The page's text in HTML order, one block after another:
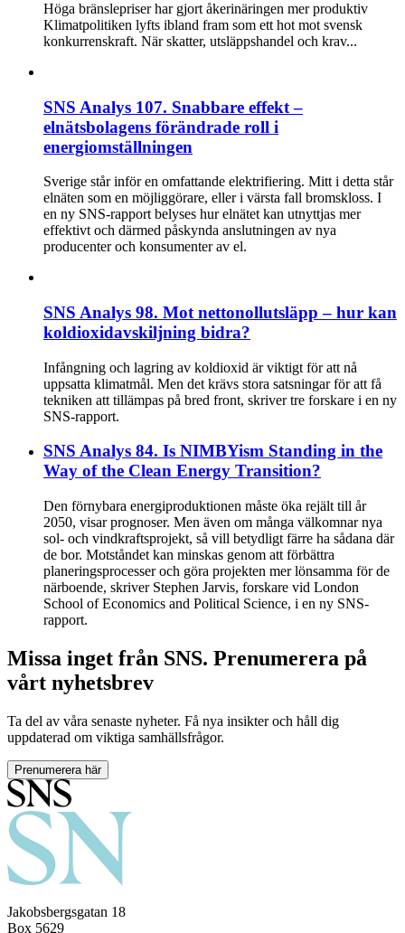
Höga bränslepriser har gjort åkerinäringen mer produktiv
Klimatpolitiken lyfts ibland fram som ett hot mot svensk
konkurrenskraft. När skatter, utsläppshandel och krav...
SNS Analys 107. Snabbare effekt –
elnätsbolagens förändrade roll i
energiomställningen
Sverige står inför en omfattande elektrifiering. Mitt i detta står
elnäten som en möjliggörare, eller i värsta fall bromskloss. I
en ny SNS-rapport belyses hur elnätet kan utnyttjas mer
effektivt och därmed påskynda anslutningen av nya
producenter och konsumenter av el.
SNS Analys 98. Mot nettonollutsläpp – hur kan
koldioxidavskiljning bidra?
Infångning och lagring av koldioxid är viktigt för att nå
uppsatta klimatmål. Men det krävs stora satsningar för att få
tekniken att tillämpas på bred front, skriver tre forskare i en ny
SNS-rapport.
SNS Analys 84. Is NIMBYism Standing in the
Way of the Clean Energy Transition?
Den förnybara energiproduktionen måste öka rejält till år
2050, visar prognoser. Men även om många välkomnar nya
sol- och vindkraftsprojekt, så vill betydligt färre ha sådana där
de bor. Motståndet kan minskas genom att förbättra
planeringsprocesser och göra projekten mer lönsamma för de
närboende, skriver Stephen Jarvis, forskare vid London
School of Economics and Political Science, i en ny SNS-
rapport.
Missa inget från SNS. Prenumerera på
vårt nyhetsbrev
Ta del av våra senaste nyheter. Få nya insikter och håll dig
uppdaterad om viktiga samhällsfrågor.
Prenumerera här
Jakobsbergsgatan 18
Box 5629